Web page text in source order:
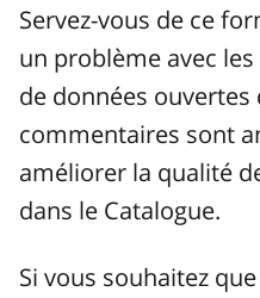
Servez-vous de ce
un problème avec
de données ouvertes
commentaires sont
améliorer la qualité
dans le Catalogue.
Si vous souhaitez